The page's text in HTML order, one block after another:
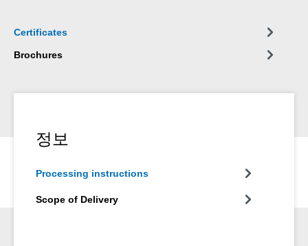
Certificates
Brochures
정보
Processing instructions
Scope of Delivery